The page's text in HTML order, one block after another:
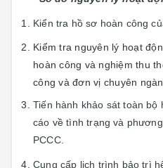
Kiển tra hồ sơ hoàn công
Kiểm tra nguyên lý hoạt
hoàn công và nghiệm thu
công và đơn vị chuyên
Tiến hành khảo sát toàn
cáo về tình trạng và
PCCC.
Cung cấp lịch trình bảo trì